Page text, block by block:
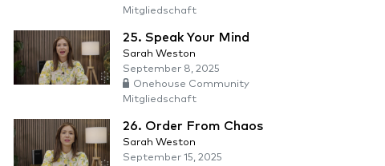
Mitgliedschaft
25. Speak Your Mind
Sarah Weston
September 8, 2025
Onehouse Community
Mitgliedschaft
26. Order From Chaos
Sarah Weston
September 15, 2025